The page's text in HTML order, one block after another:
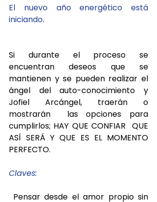
El nuevo año energético está
iniciando.
Si durante el proceso se
encuentran deseos que se
mantienen y se pueden realizar el
ángel del auto-conocimiento y
Jofiel Arcángel, traerán o
mostrarán  las opciones para
cumplirlos; HAY QUE CONFIAR  QUE
ASÍ SERÁ Y QUE ES EL MOMENTO
PERFECTO.
Claves: